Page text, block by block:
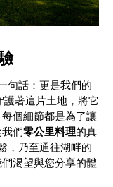
句話：更是我們的
著這片土地，將它
個細節都是為了讓
們零公里料理的真
，乃至通往湖畔的
渴望與您分享的體